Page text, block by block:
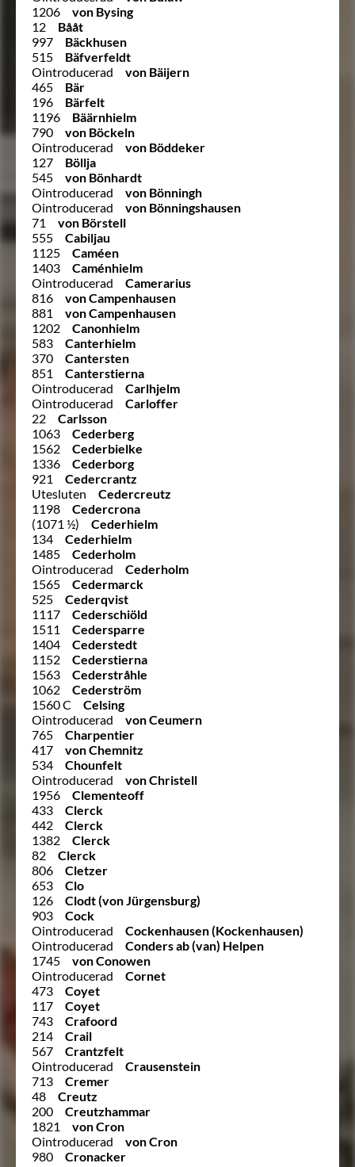
1206
von Bysing
12
Bååt
997
Bäckhusen
515
Bäfverfeldt
Ointroducerad
von Bäijern
465
Bär
196
Bärfelt
1196
Bäärnhielm
790
von Böckeln
Ointroducerad
von Böddeker
127
Böllja
545
von Bönhardt
Ointroducerad
von Bönningh
Ointroducerad
von Bönningshausen
71
von Börstell
555
Cabiljau
1125
Caméen
1403
Caménhielm
Ointroducerad
Camerarius
816
von Campenhausen
881
von Campenhausen
1202
Canonhielm
583
Canterhielm
370
Cantersten
851
Canterstierna
Ointroducerad
Carlhjelm
Ointroducerad
Carloffer
22
Carlsson
1063
Cederberg
1562
Cederbielke
1336
Cederborg
921
Cedercrantz
Utesluten
Cedercreutz
1198
Cedercrona
(1071 ½)
Cederhielm
134
Cederhielm
1485
Cederholm
Ointroducerad
Cederholm
1565
Cedermarck
525
Cederqvist
1117
Cederschiöld
1511
Cedersparre
1404
Cederstedt
1152
Cederstierna
1563
Cederstråhle
1062
Cederström
1560 C
Celsing
Ointroducerad
von Ceumern
765
Charpentier
417
von Chemnitz
534
Chounfelt
Ointroducerad
von Christell
1956
Clementeoff
433
Clerck
442
Clerck
1382
Clerck
82
Clerck
806
Cletzer
653
Clo
126
Clodt (von Jürgensburg)
903
Cock
Ointroducerad
Cockenhausen (Kockenhausen)
Ointroducerad
Conders ab (van) Helpen
1745
von Conowen
Ointroducerad
Cornet
473
Coyet
117
Coyet
743
Crafoord
214
Crail
567
Crantzfelt
Ointroducerad
Crausenstein
713
Cremer
48
Creutz
200
Creutzhammar
1821
von Cron
Ointroducerad
von Cron
980
Cronacker